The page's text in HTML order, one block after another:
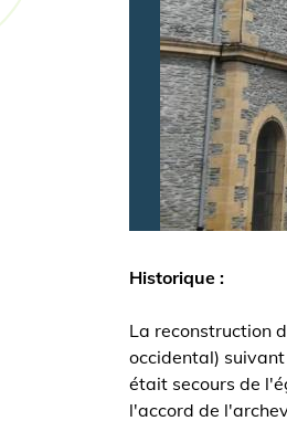
Historique :
La reconstruction
occidental)
était secours de
l'accord de